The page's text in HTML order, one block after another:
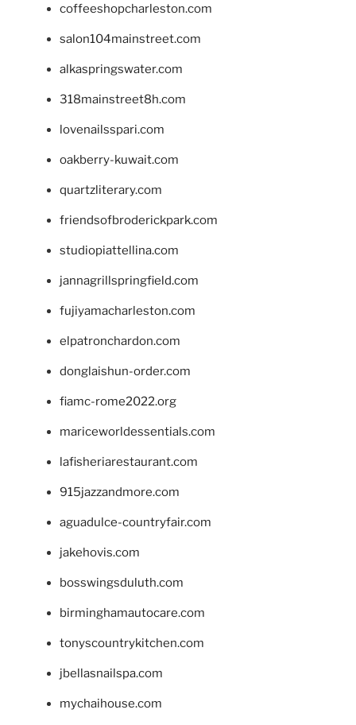
coffeeshopcharleston.com
salon104mainstreet.com
alkaspringswater.com
318mainstreet8h.com
lovenailsspari.com
oakberry-kuwait.com
quartzliterary.com
friendsofbroderickpark.com
studiopiattellina.com
jannagrillspringfield.com
fujiyamacharleston.com
elpatronchardon.com
donglaishun-order.com
fiamc-rome2022.org
mariceworldessentials.com
lafisheriarestaurant.com
915jazzandmore.com
aguadulce-countryfair.com
jakehovis.com
bosswingsduluth.com
birminghamautocare.com
tonyscountrykitchen.com
jbellasnailspa.com
mychaihouse.com